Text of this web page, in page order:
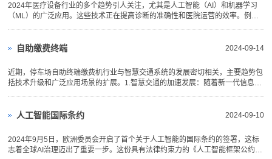
2024年医疗设备行业的多个趋势引人关注，尤其是人工智能（AI）和机器学习
（ML）的广泛应用。这些技术正在提高诊断的准确性和医院运营的效率。例
标准，简化设备审批流程。这种...
2024-09-14
自助缴费终端
近期，停车场自助终端缴费机行业与智慧交通系统的发展密切相关，主要趋势包
括技术升级和广泛应用场景的扩展。1.智慧交通的加速发展：随着新一代信息技
别是在自动化、无接触...
2024-09-10
人工智能国际条约
2024年9月5日，欧洲委员会开启了首个关于人工智能的国际条约的签署，这标
志着全球AI治理迈出了重要一步。这份具有法律约束力的《人工智能框架公约》